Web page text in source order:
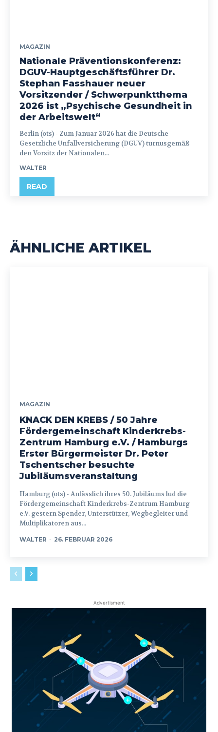
MAGAZIN
Nationale Präventionskonferenz:
DGUV-Hauptgeschäftsführer Dr.
Stephan Fasshauer neuer
Vorsitzender / Schwerpunktthema
2026 ist „Psychische Gesundheit in
der Arbeitswelt“
Berlin (ots) - Zum Januar 2026 hat die Deutsche
Gesetzliche Unfallversicherung (DGUV) turnusgemäß
den Vorsitz der Nationalen...
WALTER
READ
ÄHNLICHE ARTIKEL
MAGAZIN
KNACK DEN KREBS / 50 Jahre
Fördergemeinschaft Kinderkrebs-
Zentrum Hamburg e.V. / Hamburgs
Erster Bürgermeister Dr. Peter
Tschentscher besuchte
Jubiläumsveranstaltung
Hamburg (ots) - Anlässlich ihres 50. Jubiläums lud die
Fördergemeinschaft Kinderkrebs-Zentrum Hamburg
e.V. gestern Spender, Unterstützer, Wegbegleiter und
Multiplikatoren aus...
WALTER - 26. FEBRUAR 2026
Advertisment